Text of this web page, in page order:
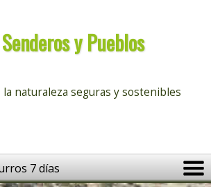
Senderos y Pueblos
la naturaleza seguras y sostenibles
7 días